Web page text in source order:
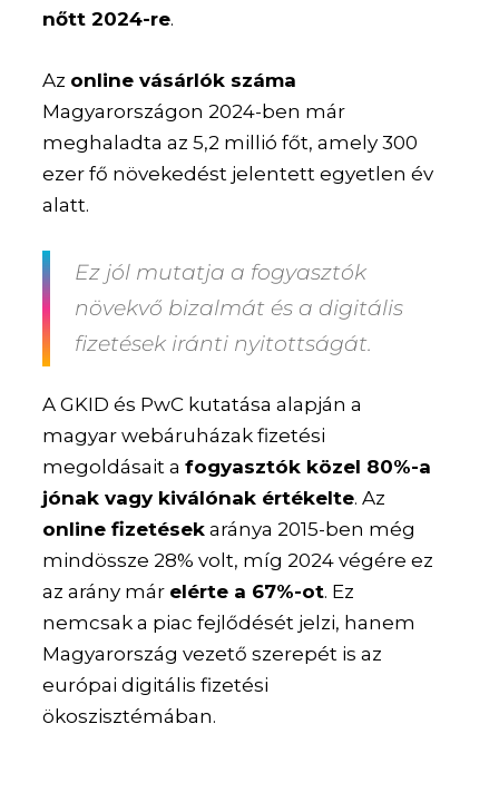
nőtt 2024-re.
Az online vásárlók száma
Magyarországon 2024-ben már
meghaladta az 5,2 millió főt, amely 300
ezer fő növekedést jelentett egyetlen év
alatt.
Ez jól mutatja a fogyasztók
növekvő bizalmát és a digitális
fizetések iránti nyitottságát.
A GKID és PwC kutatása alapján a
magyar webáruházak fizetési
megoldásait afogyasztók közel 80%-a
jónak vagy kiválónak értékelte. Az
online fizetések aránya 2015-ben még
mindössze 28% volt, míg 2024 végére ez
az arány már elérte a 67%-ot. Ez
nemcsak a piac fejlődését jelzi, hanem
Magyarország vezető szerepét is az
európai digitális fizetési
ökoszisztémában.